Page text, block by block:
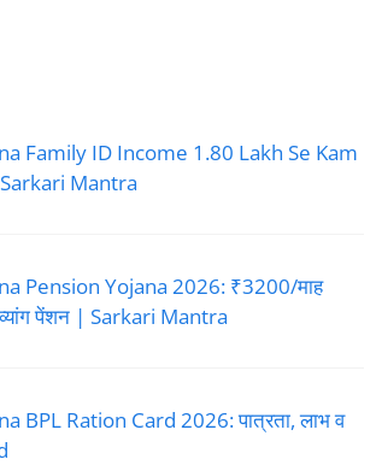
Family ID Income 1.80 Lakh Se Kam
Mantra
Pension Yojana 2026: ₹3200/माह
पेंशन | Sarkari Mantra
BPL Ration Card 2026: पात्रता, लाभ व